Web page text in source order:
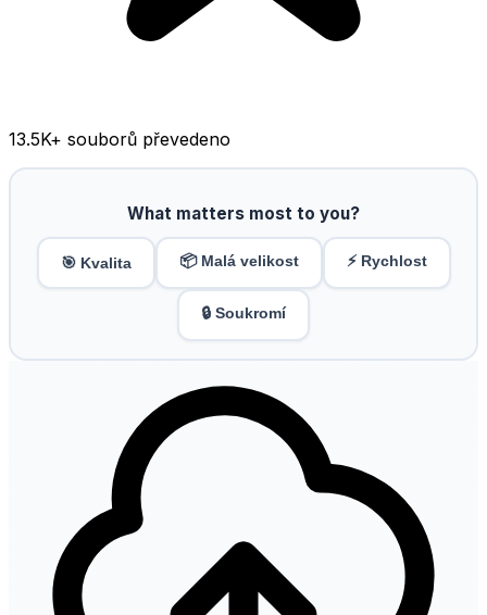
13.5K+ souborů převedeno
What matters most to you?
🎯 Kvalita 📦 Malá velikost ⚡ Rychlost
🔒 Soukromí